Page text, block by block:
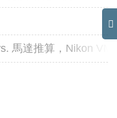
馬達推算，Nikon